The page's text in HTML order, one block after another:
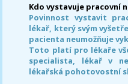
Kdo vystavuje pracovní
Povinnost vystavit
lékař, který svým
pacienta neumožňuje
Toto platí pro lékaře
specialista, lékař v
lékařská pohotovostní